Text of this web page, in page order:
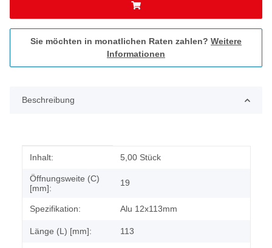
Sie möchten in monatlichen Raten zahlen? Weitere
Informationen
Beschreibung
Produkteigenschaft
Wert
Inhalt: 5,00 Stück
Öffnungsweite (C)
[mm]:
19
Spezifikation: Alu 12x113mm
Länge (L) [mm]: 113